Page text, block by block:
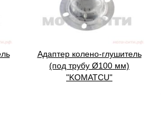
Адаптер колено-глушитель
(под трубу Ø100 мм)
"KOMATCU"